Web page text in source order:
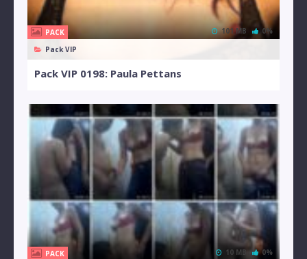
PACK
Pack VIP
101 MB 0%
Pack VIP 0198: Paula Pettans
PACK
10 MB 0%